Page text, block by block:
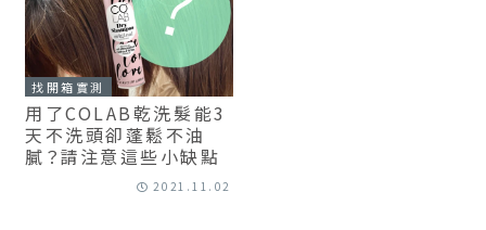
找開箱實測
用了COLAB乾洗髮能3
天不洗頭卻蓬鬆不油
膩？請注意這些小缺點
2021.11.02